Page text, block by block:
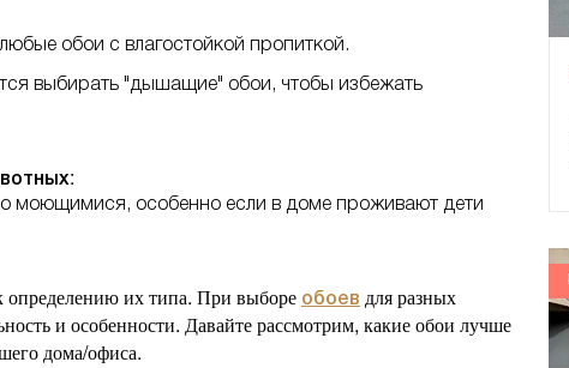
обои с влагостойкой пропиткой.
выбирать "дышащие" обои, чтобы избежать
:
моющимися, особенно если в доме проживают дети
определению их типа. При выборе обоев для разных
и особенности. Давайте рассмотрим, какие обои лучше
дома/офиса.